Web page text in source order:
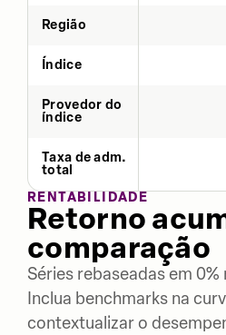
Região
Índice
Provedor do
índice
Taxa de adm.
total
RENTABILIDADE
Retorno
comparação
Séries rebaseadas em
Inclua benchmarks na
contextualizar o